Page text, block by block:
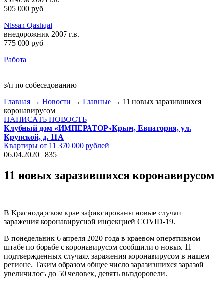
505 000 руб.
Nissan Qashqai
внедорожник 2007 г.в.
775 000 руб.
Работа
з/п по собеседованию
Главная → Новости → Главные → 11 новых заразившихся
коронавирусом
НАПИСАТЬ НОВОСТЬ
Клубный дом «ИМПЕРАТОР»Крым, Евпатория, ул.
Крупской, д. 11А
Квартиры от 11 370 000 рублей
06.04.2020
835
11 новых заразившихся коронавирусом
В Краснодарском крае зафиксированы новые случаи
заражения коронавирусной инфекцией COVID-19.
В понедельник 6 апреля 2020 года в краевом оперативном
штабе по борьбе с коронавирусом сообщили о новых 11
подтвержденных случаях заражения коронавирусом в нашем
регионе. Таким образом общее число заразившихся заразой
увеличилось до 50 человек, девять выздоровели.